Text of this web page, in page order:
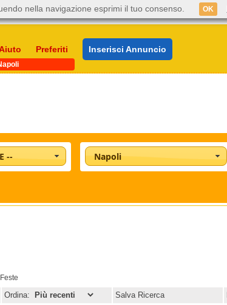
Preferiti Inserisci Annuncio
-- Napoli
Ordina: Salva Ricerca
nella navigazione esprimi il tuo consenso. OK